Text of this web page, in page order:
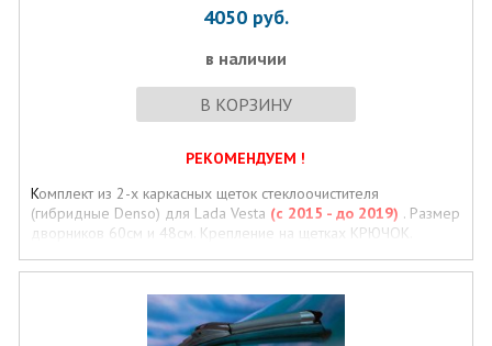
4050 руб.
в наличии
В КОРЗИНУ
РЕКОМЕНДУЕМ !
Комплект из 2-х каркасных щеток стеклоочистителя
(гибридные Denso) для Lada Vesta (c 2015 - до 2019) . Размер
дворников 60см и 48см. Крепление на щетках КРЮЧОК.